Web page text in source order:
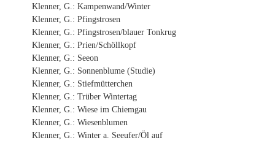
Klenner, G.: Kampenwand/Winter
Klenner, G.: Pfingstrosen
Klenner, G.: Pfingstrosen/blauer Tonkrug
Klenner, G.: Prien/Schöllkopf
Klenner, G.: Seeon
Klenner, G.: Sonnenblume (Studie)
Klenner, G.: Stiefmütterchen
Klenner, G.: Trüber Wintertag
Klenner, G.: Wiese im Chiemgau
Klenner, G.: Wiesenblumen
Klenner, G.: Winter a. Seeufer/Öl auf